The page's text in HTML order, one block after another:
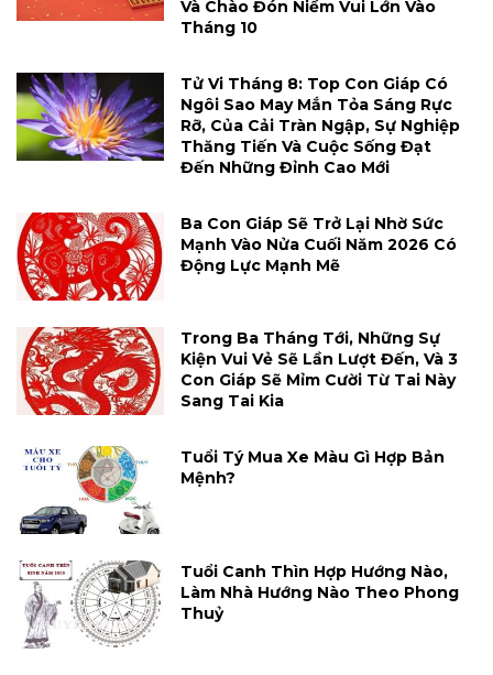
Và Chào Đón Niềm Vui Lớn Vào
Tháng 10
Tử Vi Tháng 8: Top Con Giáp Có
Ngôi Sao May Mắn Tỏa Sáng Rực
Rỡ, Của Cải Tràn Ngập, Sự Nghiệp
Thăng Tiến Và Cuộc Sống Đạt
Đến Những Đỉnh Cao Mới
Ba Con Giáp Sẽ Trở Lại Nhờ Sức
Mạnh Vào Nửa Cuối Năm 2026 Có
Động Lực Mạnh Mẽ
Trong Ba Tháng Tới, Những Sự
Kiện Vui Vẻ Sẽ Lần Lượt Đến, Và 3
Con Giáp Sẽ Mỉm Cười Từ Tai Này
Sang Tai Kia
Tuổi Tý Mua Xe Màu Gì Hợp Bản
Mệnh?
Tuổi Canh Thìn Hợp Hướng Nào,
Làm Nhà Hướng Nào Theo Phong
Thuỷ